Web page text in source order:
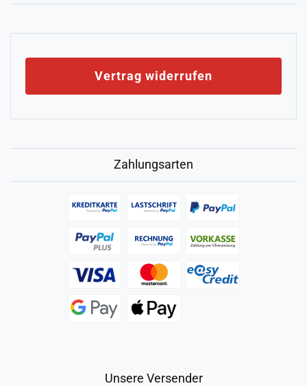
Vertrag widerrufen
Zahlungsarten
Unsere Versender